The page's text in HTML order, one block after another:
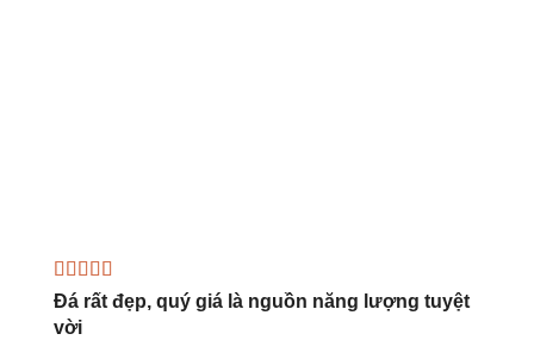
Đá rất đẹp, quý giá là nguồn năng lượng tuyệt
vời